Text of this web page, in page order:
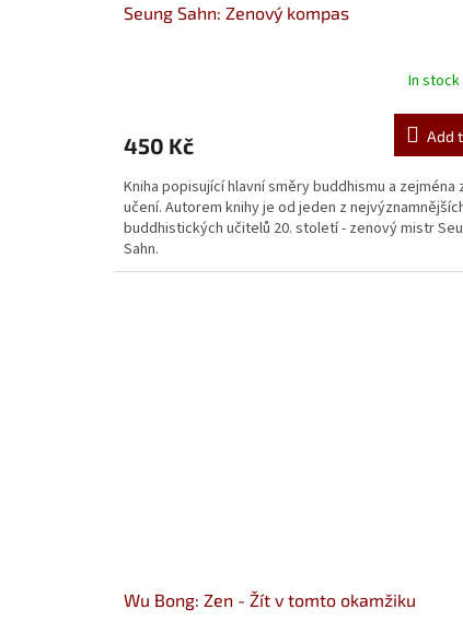
Seung Sahn: Zenový kompas
In stock
450 Kč Add
Kniha popisující hlavní směry buddhismu a zejména
učení. Autorem knihy je od jeden z
buddhistických učitelů 20. století - zenový mistr
Sahn.
Wu Bong: Zen - Žít v tomto okamžiku